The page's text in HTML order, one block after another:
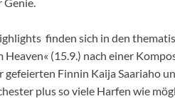
Genie.
finden sich in den
Heaven« (15.9.) nach einer
Finnin Kaija Saariaho
plus so viele Harfen wie